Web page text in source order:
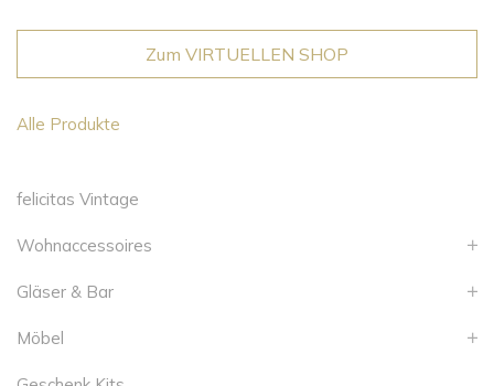
Zum VIRTUELLEN SHOP
Alle Produkte
felicitas Vintage
Wohnaccessoires
Gläser & Bar
Möbel